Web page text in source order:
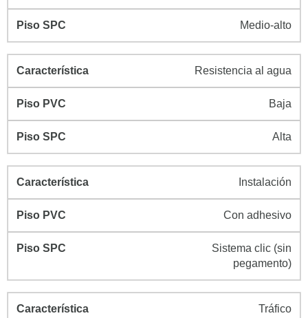
Medio-alto
Resistencia al agua
Baja
Alta
Instalación
Con adhesivo
Sistema clic (sin
pegamento)
Tráfico